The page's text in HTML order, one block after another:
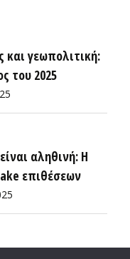
και γεωπολιτική:
του 2025
αληθινή: Η
επιθέσεων